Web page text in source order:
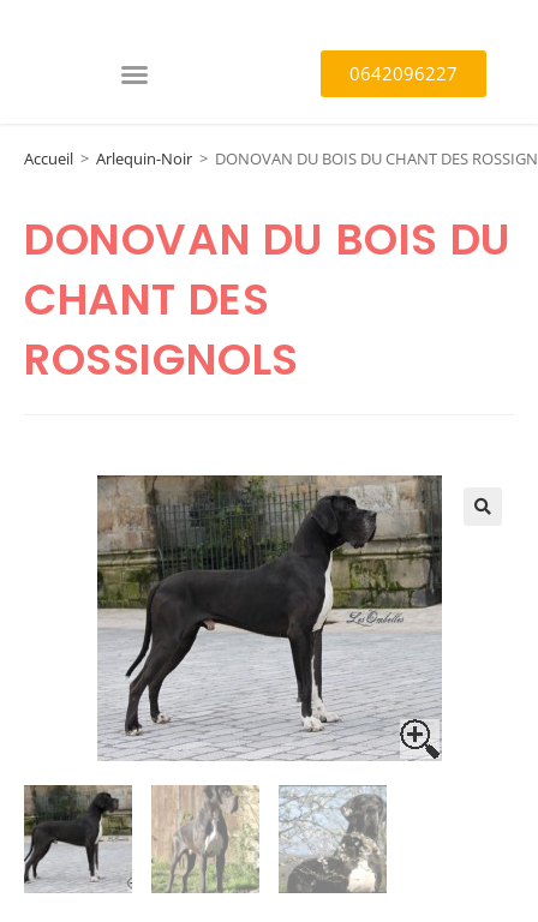
0642096227
Accueil > Arlequin-Noir > DONOVAN DU BOIS DU CHANT DES
DONOVAN DU BOIS DU
CHANT DES
ROSSIGNOLS